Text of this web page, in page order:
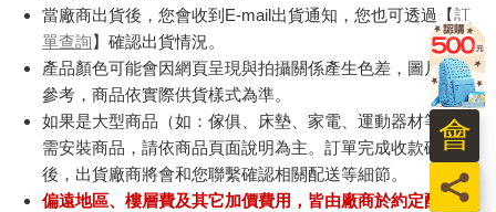
當廠商出貨後，您會收到E-mail出貨通知，您也可透過【訂
單查詢】確認出貨情況。
產品顏色可能會因網頁呈現與拍攝關係產生色差，圖片僅供
參考，商品依實際供貨樣式為準。
如果是大型商品（如：傢俱、床墊、家電、運動器材等）及
需安裝商品，請依商品頁面說明為主。訂單完成收款確認
後，出貨廠商將會和您聯繫確認相關配送等細節。
偏遠地區、樓層費及其它加價費用，皆由廠商於約定配送時
員
會